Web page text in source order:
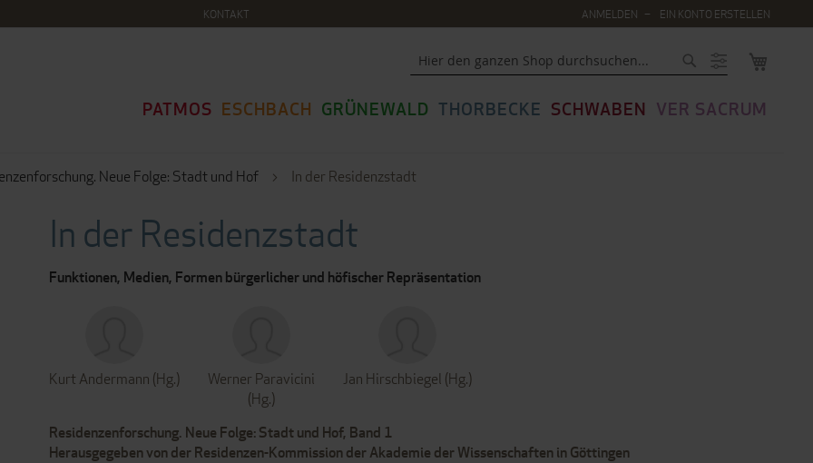
KONTAKT ANMELDEN EIN KONTO ERSTELLEN
PATMOS ESCHBACH GRÜNEWALD THORBECKE SCHWABEN VER SACRUM
Neue Folge: Stadt und Hof In der Residenzstadt
In der Residenzstadt
Funktionen, Medien, Formen bürgerlicher und höfischer Repräsentation
Kurt Andermann (Hg.)
Werner Paravicini
(Hg.)
Jan Hirschbiegel (Hg.)
Residenzenforschung. Neue Folge: Stadt und Hof, Band 1
Herausgegeben von der Residenzen-Kommission der Akademie der Wissenschaften in Göttingen